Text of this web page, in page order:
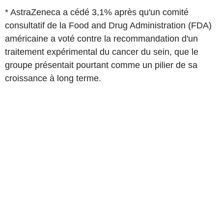
* AstraZeneca a cédé 3,1% après qu'un comité
consultatif de la Food and Drug Administration (FDA)
américaine a voté contre la recommandation d'un
traitement expérimental du cancer du sein, que le
groupe présentait pourtant comme un pilier de sa
croissance à long terme.